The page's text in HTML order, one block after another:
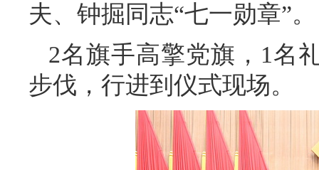
夫、钟掘同志“七一勋章”。
2名旗手高擎党旗，1名
步伐，行进到仪式现场。